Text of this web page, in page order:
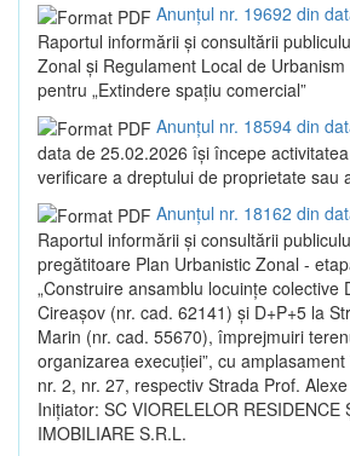
Anunțul nr. 19692 din
Raportul informării și consultării
Zonal și Regulament Local de
pentru „Extindere spațiu comercial”
Anunțul nr. 18594 din
data de 25.02.2026 își începe
verificare a dreptului de proprietate sau
Anunțul nr. 18162 din
Raportul informării și consultării
pregătitoare Plan Urbanistic Zonal -
„Construire ansamblu locuințe colective
Cireașov (nr. cad. 62141) și D+P+5 la
Marin (nr. cad. 55670), împrejmuiri
organizarea execuției”, cu
nr. 2, nr. 27, respectiv Strada Prof.
Inițiator: SC VIORELELOR RESIDENCE
IMOBILIARE S.R.L.